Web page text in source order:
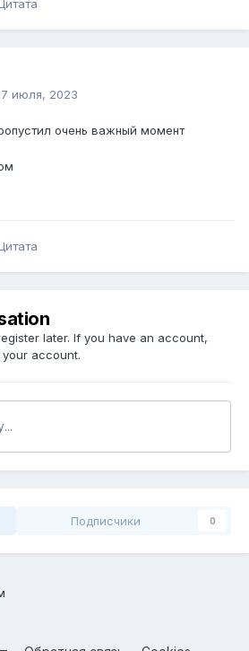
июля, 2023
очень важный момент
later. If you have an account,
account.
Подписчики 0